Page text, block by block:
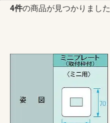
4件の商品が見つかりました